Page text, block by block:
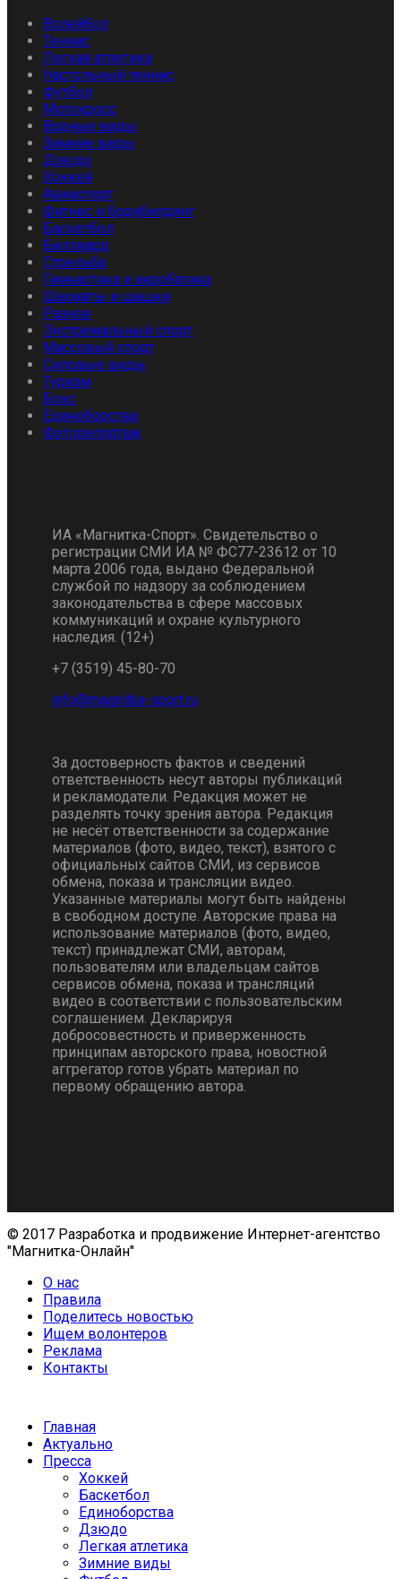
Волейбол
Теннис
Легкая атлетика
Настольный теннис
Футбол
Мотокросс
Водные виды
Зимние виды
Дзюдо
Хоккей
Авиаспорт
Фитнес и бодибилдинг
Баскетбол
Биллиард
Стрельба
Гимнастика и акробатика
Шахматы и шашки
Разное
Экстремальный спорт
Массовый спорт
Силовые виды
Туризм
Бокс
Единоборства
Фоторепортаж
ИА «Магнитка-Спорт». Свидетельство о
регистрации СМИ ИА № ФС77-23612 от 10
марта 2006 года, выдано Федеральной
службой по надзору за соблюдением
законодательства в сфере массовых
коммуникаций и охране культурного
наследия. (12+)
+7 (3519) 45-80-70
За достоверность фактов и сведений
ответственность несут авторы публикаций
и рекламодатели. Редакция может не
разделять точку зрения автора. Редакция
не несёт ответственности за содержание
материалов (фото, видео, текст), взятого с
официальных сайтов СМИ, из сервисов
обмена, показа и трансляции видео.
Указанные материалы могут быть найдены
в свободном доступе. Авторские права на
использование материалов (фото, видео,
текст) принадлежат СМИ, авторам,
пользователям или владельцам сайтов
сервисов обмена, показа и трансляций
видео в соответствии с пользовательским
соглашением. Декларируя
добросовестность и приверженность
принципам авторского права, новостной
аггрегатор готов убрать материал по
первому обращению автора.
© 2017 Разработка и продвижение Интернет-агентство
"Магнитка-Онлайн"
О нас
Правила
Поделитесь новостью
Ищем волонтеров
Реклама
Контакты
Главная
Актуально
Пресса
Хоккей
Баскетбол
Единоборства
Дзюдо
Легкая атлетика
Зимние виды